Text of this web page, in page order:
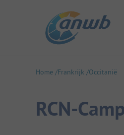
Home Frankrijk Occitanië
RCN-